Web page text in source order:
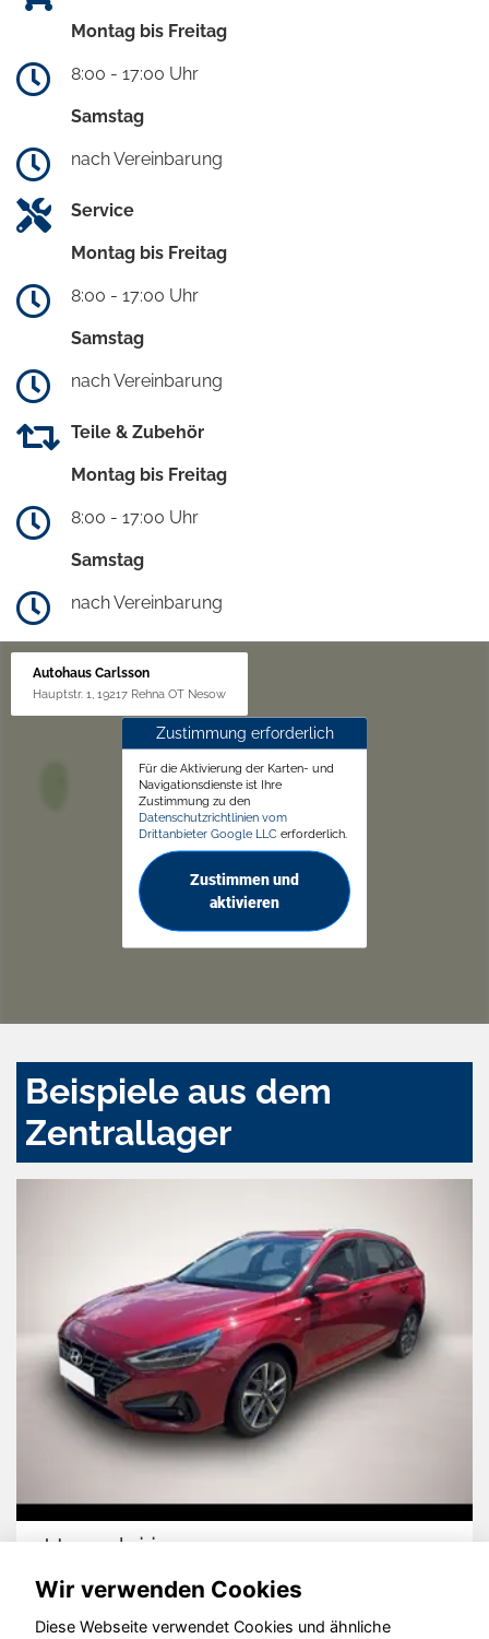
Montag bis Freitag
8:00 - 17:00 Uhr
Samstag
nach Vereinbarung
Service
Montag bis Freitag
8:00 - 17:00 Uhr
Samstag
nach Vereinbarung
Teile & Zubehör
Montag bis Freitag
8:00 - 17:00 Uhr
Samstag
nach Vereinbarung
Autohaus Carlsson
Hauptstr. 1, 19217 Rehna OT Nesow
Zustimmung erforderlich
Für die Aktivierung der Karten- und
Navigationsdienste ist Ihre
Zustimmung zu den
Datenschutzrichtlinien vom
Drittanbieter Google LLC erforderlich.
Zustimmen und
aktivieren
Beispiele aus dem
Zentrallager
Hyundai i30
Wir verwenden Cookies
Diese Webseite verwendet Cookies und ähnliche